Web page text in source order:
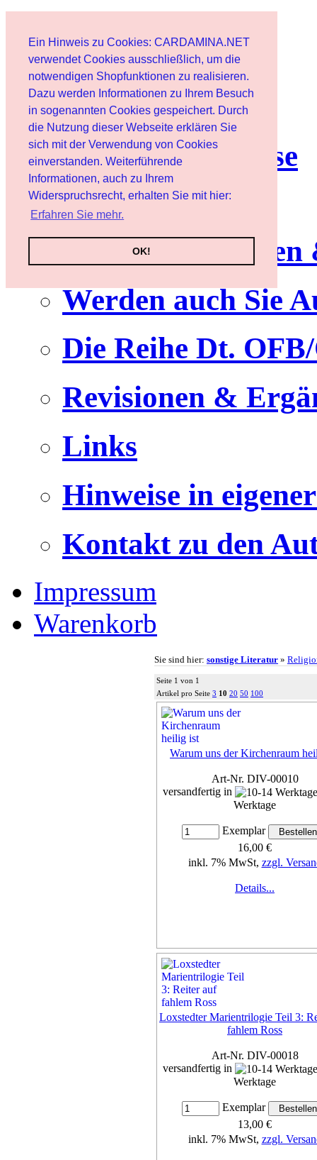
Ein Hinweis zu Cookies: CARDAMINA.NET
verwendet Cookies ausschließlich, um die
notwendigen Shopfunktionen zu realisieren.
Dazu werden Informationen zu Ihrem Besuch
in sogenannten Cookies gespeichert. Durch
die Nutzung dieser Webseite erklären Sie
sich mit der Verwendung von Cookies
einverstanden. Weiterführende
Informationen, auch zu Ihrem
Widerspruchsrecht, erhalten Sie mit hier:
Erfahren Sie mehr.
OK!
Benutzer
Newsletter
Nutzungshinweise
Service
Werden auch Sie
Die Reihe Dt.
Revisionen &
Links
Hinweise in
Kontakt zu den
Impressum
Warenkorb
Sie sind hier: sonstige Literatur »
Seite 1 von 1
Artikel pro Seite 3 10 20 50 100
Warum uns der Kirchenraum
Art-Nr. DIV-00010
versandfertig in
Werktage
Exemplar
16,00 €
inkl. 7% MwSt, zzgl.
Details...
Loxstedter Marientrilogie Teil 3:
fahlem Ross
Art-Nr. DIV-00018
versandfertig in
Werktage
Exemplar
13,00 €
inkl. 7% MwSt, zzgl.